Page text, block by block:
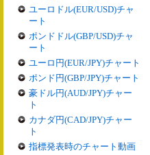
ユーロドル(EUR/USD)チャ
ート
ポンドドル(GBP/USD)チャ
ート
ユーロ円(EUR/JPY)チャート
ポンド円(GBP/JPY)チャート
豪ドル円(AUD/JPY)チャー
ト
カナダ円(CAD/JPY)チャー
ト
指標発表時のチャート動画